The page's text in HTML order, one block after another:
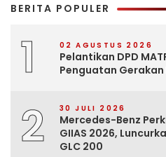
BERITA POPULER
1 02 AGUSTUS 2026
Pelantikan DPD
Penguatan
2 30 JULI 2026
Mercedes-Benz
GIIAS 2026,
GLC 200